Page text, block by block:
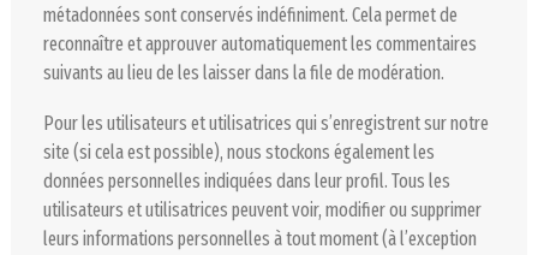
métadonnées sont conservés indéfiniment. Cela permet de
reconnaître et approuver automatiquement les commentaires
suivants au lieu de les laisser dans la file de modération.
Pour les utilisateurs et utilisatrices qui s’enregistrent sur notre
site (si cela est possible), nous stockons également les
données personnelles indiquées dans leur profil. Tous les
utilisateurs et utilisatrices peuvent voir, modifier ou supprimer
leurs informations personnelles à tout moment (à l’exception